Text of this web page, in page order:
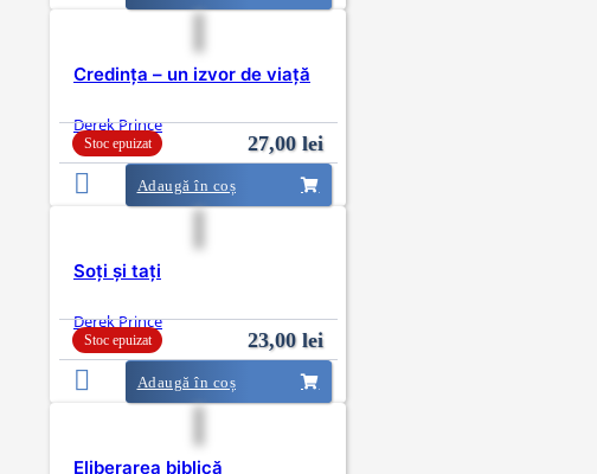
Credința – un izvor de viață
Derek Prince
Stoc epuizat 27,00 lei
Adaugă în coș
Soţi şi taţi
Derek Prince
Stoc epuizat 23,00 lei
Adaugă în coș
Eliberarea biblică